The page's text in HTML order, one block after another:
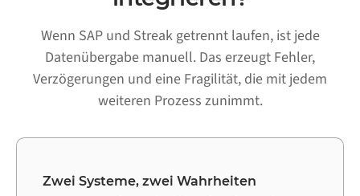
Wenn SAP und Streak getrennt laufen, ist jede
Datenübergabe manuell. Das erzeugt Fehler,
Verzögerungen und eine Fragilität, die mit jedem
weiteren Prozess zunimmt.
Zwei Systeme, zwei Wahrheiten